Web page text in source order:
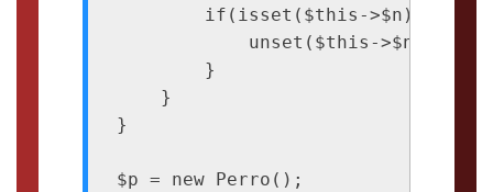
        if(isset($this->$n)){
            unset($this->$n);
        }
    }
}
$p = new Perro();